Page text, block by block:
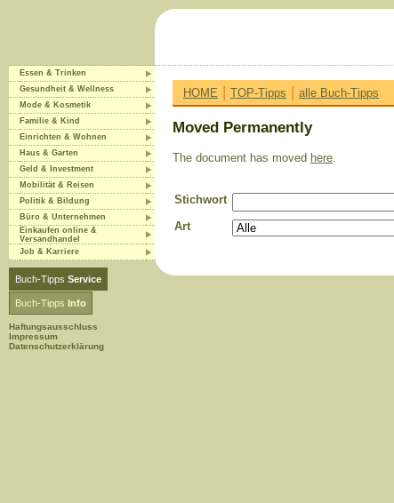
Essen & Trinken
Gesundheit & Wellness
Mode & Kosmetik
Familie & Kind
Einrichten & Wohnen
Haus & Garten
Geld & Investment
Mobilität & Reisen
Politik & Bildung
Büro & Unternehmen
Einkaufen online &
Versandhandel
Job & Karriere
Buch-Tipps Service
Buch-Tipps Info
Haftungsausschluss
Impressum
Datenschutzerklärung
HOME | TOP-Tipps | alle Buch-Tipps
Moved Permanently
The document has moved here.
Stichwort
Art